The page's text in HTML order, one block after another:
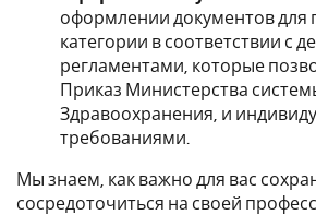
оформлении документов для
категории в соответствии с
регламентами, которые
Приказ Министерства
Здравоохранения, и
требованиями.
Мы знаем, как важно для вас
сосредоточиться на своей